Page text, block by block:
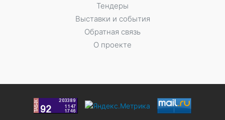
Тендеры
Выставки и события
Обратная связь
О проекте